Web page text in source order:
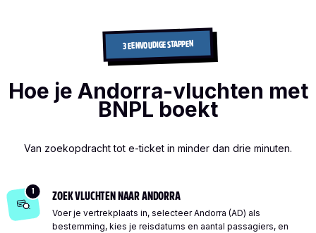
3 EENVOUDIGE STAPPEN
Hoe je Andorra-vluchten met
BNPL boekt
Van zoekopdracht tot e-ticket in minder dan drie minuten.
1 ZOEK VLUCHTEN NAAR ANDORRA
Voer je vertrekplaats in, selecteer Andorra (AD) als
bestemming, kies je reisdatums en aantal passagiers, en